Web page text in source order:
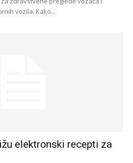
vozila. Kako...
elektronski recepti za